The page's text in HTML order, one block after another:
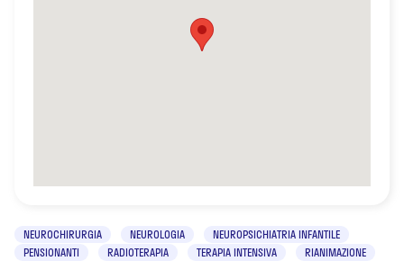
NEUROCHIRURGIA NEUROLOGIA
NEUROPSICHIATRIA INFANTILE
PENSIONANTI
RADIOTERAPIA TERAPIA INTENSIVA RIANIMAZIONE